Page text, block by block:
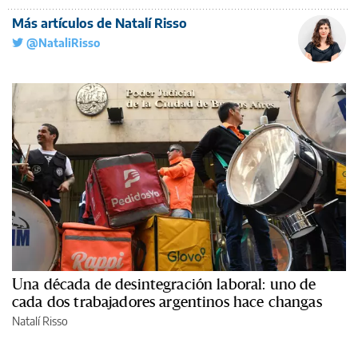
Más artículos de Natalí Risso
@NataliRisso
Una década de desintegración laboral: uno de
cada dos trabajadores argentinos hace changas
Natalí Risso